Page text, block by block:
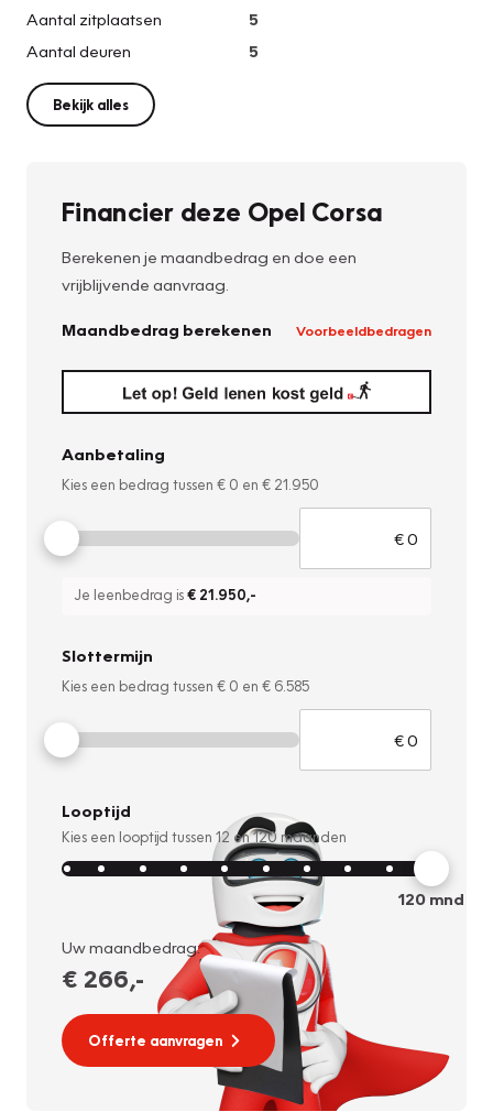
Aantal zitplaatsen
5
Aantal deuren
5
Bekijk alles
Financier deze Opel Corsa
Berekenen je maandbedrag en doe een
vrijblijvende aanvraag.
Maandbedrag berekenen Voorbeeldbedragen
Aanbetaling
Kies een bedrag tussen € 0 en € 21.950
Je leenbedrag is€ 21.950,-
Slottermijn
Kies een bedrag tussen € 0 en € 6.585
Looptijd
Kies een looptijd tussen 12 en120 maanden
120mnd
Uw maandbedrag:
€ 266,-
Offerte aanvragen